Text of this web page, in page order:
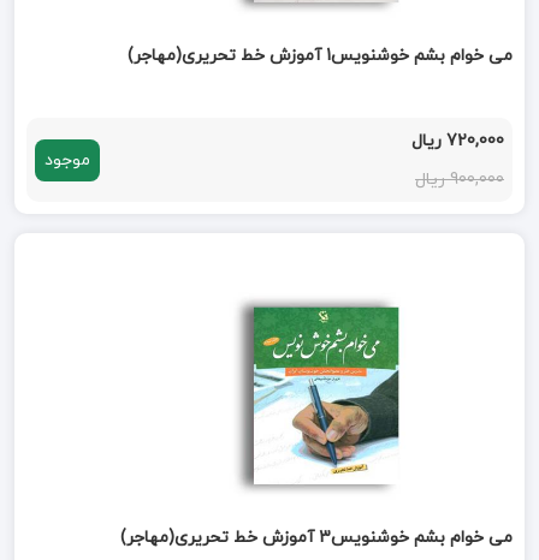
می خوام بشم خوشنویس1 آموزش خط تحریری(مهاجر)
720,000 ریال
900,000 ریال
موجود
می خوام بشم خوشنویس3 آموزش خط تحریری(مهاجر)